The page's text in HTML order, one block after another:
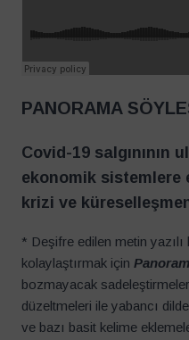
PANORAMA
Covid-19 salgınının
ekonomik
krizi ve
* Deşifre edilen metin yazılı
kolaylaştırmak için
bozmayacak
düzeltmeleri ile yabancı
ve bazı basit kelime